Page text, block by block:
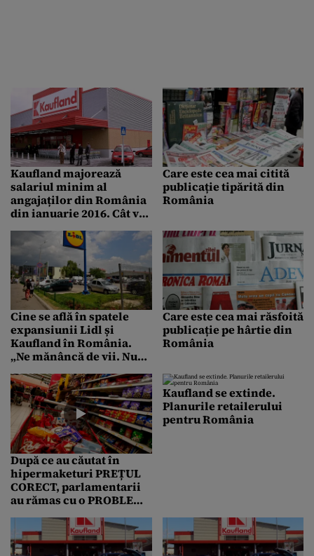
Kaufland majorează
salariul minim al
angajaților din România
din ianuarie 2016. Cât va
Care este cea mai citită
publicație tipărită din
România
Cine se află în spatele
expansiunii Lidl și
Kaufland în România.
„Ne mănâncă de vii. Nu
Care este cea mai răsfoită
publicație pe hârtie din
România
După ce au căutat în
hipermaketuri PREȚUL
CORECT, parlamentarii
au rămas cu o PROBLEMĂ
nebunii ăia au ajuns la
sapă de lemn în
România”
Kaufland se extinde.
Planurile retailerului
pentru România